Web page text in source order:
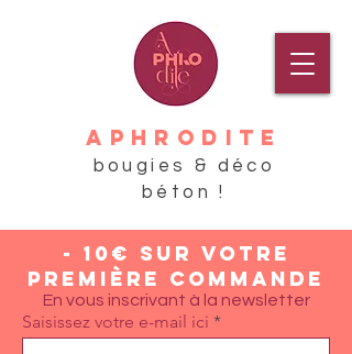
APHRODITE
bougies & déco
béton !
- 10€ sur votre
première commande
En vous inscrivant à la newsletter
Saisissez votre e-mail ici